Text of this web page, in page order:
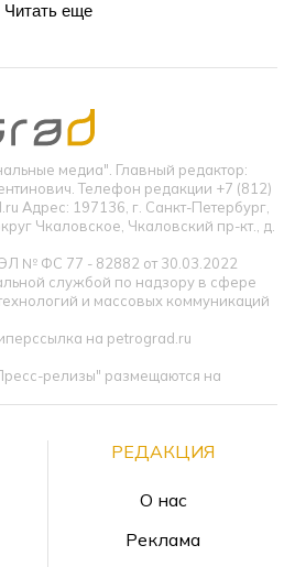
Читать еще
медиа". Главный редактор:
Телефон редакции +7 (812)
Адрес: 197136, г. Санкт-Петербург,
Чкаловское, Чкаловский пр-кт., д.
№ ФС 77 - 82882 от 30.03.2022
службой по надзору в сфере
и массовых коммуникаций
на petrograd.ru
релизы" размещаются на
РЕДАКЦИЯ
О нас
Реклама